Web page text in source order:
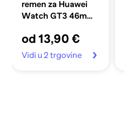
remen za Huawei
Watch GT3 46mm,
od 13,90 €
Vidi u 2 trgovine